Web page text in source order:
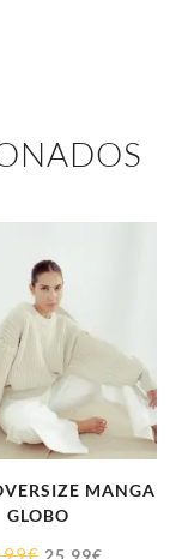
MANGA
GLOBO
€ 25,99€